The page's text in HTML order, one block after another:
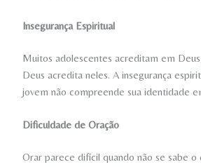
Insegurança Espiritual
Muitos adolescentes acreditam em
Deus acredita neles. A insegurança
jovem não compreende sua identidade
Dificuldade de Oração
Orar parece difícil quando não se sabe o